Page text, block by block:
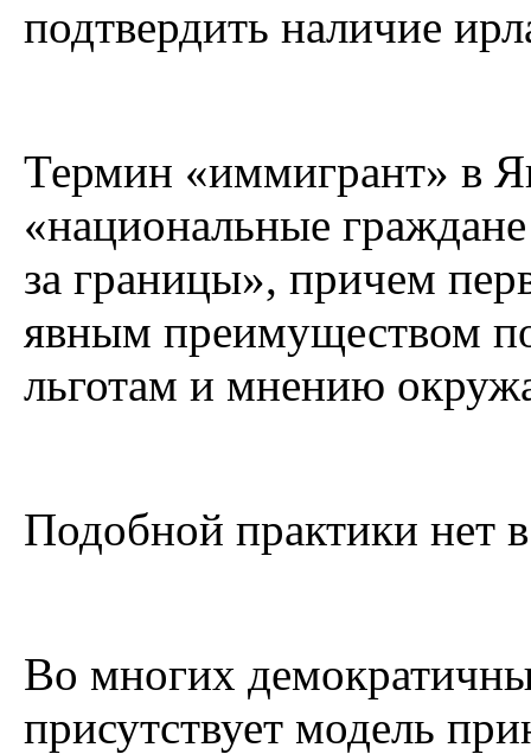
подтвердить наличие
Термин «иммигрант» в
«национальные
за границы», причем
явным преимуществом
льготам и мнению
Подобной практики нет
Во многих
присутствует модель